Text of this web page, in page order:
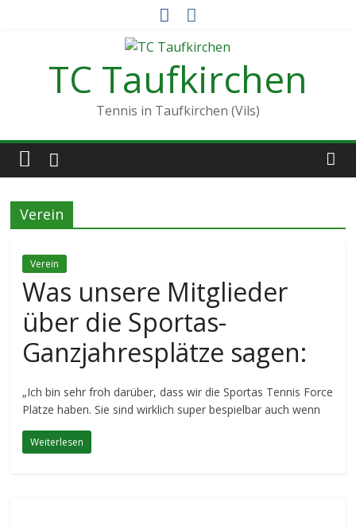
TC Taufkirchen
Tennis in Taufkirchen (Vils)
Verein
Verein
Was unsere Mitglieder
über die Sportas-
Ganzjahresplätze sagen:
„Ich bin sehr froh darüber, dass wir die Sportas Tennis Force
Plätze haben. Sie sind wirklich super bespielbar auch wenn
Weiterlesen